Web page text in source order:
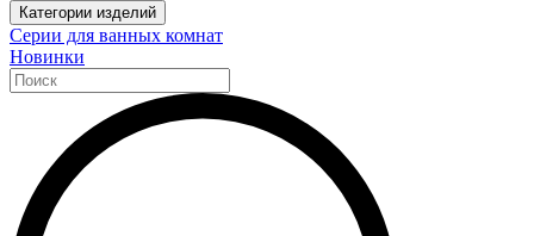
Категории изделий
Серии для ванных комнат
Новинки